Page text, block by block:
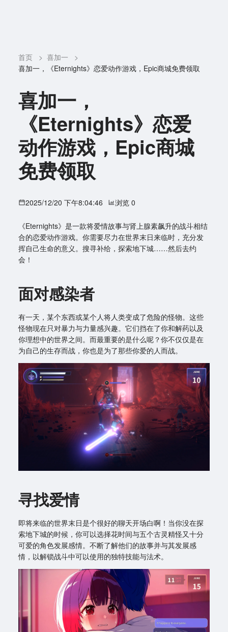
首页 > 喜加一
>
喜加一，《Eternights》恋爱动作游戏，Epic商城免费领取
喜加一，
《Eternights》恋爱
动作游戏，Epic商城
免费领取
2025/12/20 下午8:04:46 浏览 0
《Eternights》是一款将爱情故事与肾上腺素飙升的战斗相结
合的恋爱动作游戏。你需要尽力在世界末日来临时，充分发
挥自己生命的意义。搜寻补给，探索地下城……然后去约
会！
面对感染者
有一天，某个东西或某个人将人类变成了危险的怪物。这些
怪物现在只对暴力与力量感兴趣。它们挡在了你和解药以及
你理想中的世界之间。而最重要的是什么呢？你不仅仅是在
为自己的生存而战，你也是为了那些你爱的人而战。
寻找爱情
即将来临的世界末日是个很好的聊天开场白啊！当你没在探
索地下城的时候，你可以选择花时间与五个古灵精怪又十分
可爱的角色发展感情。不断了解他们的故事并与其发展感
情，以解锁战斗中可以使用的独特技能与法术。